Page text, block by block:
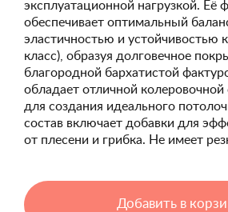
эксплуатационной нагрузкой. Её
обеспечивает оптимальный
эластичностью и устойчивостью
класс), образуя долговечное
благородной бархатистой
обладает отличной
для создания идеального
состав включает добавки для
от плесени и грибка. Не имеет
Добавить в